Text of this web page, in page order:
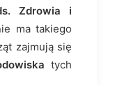
Zdrowia i
ma takiego
zajmują się
tych